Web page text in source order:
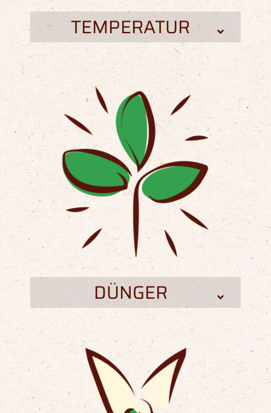
TEMPERATUR
DÜNGER